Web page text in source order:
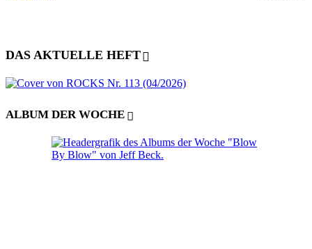
DAS AKTUELLE HEFT
ALBUM DER WOCHE